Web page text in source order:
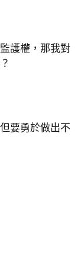
護權，那我對
要勇於做出不